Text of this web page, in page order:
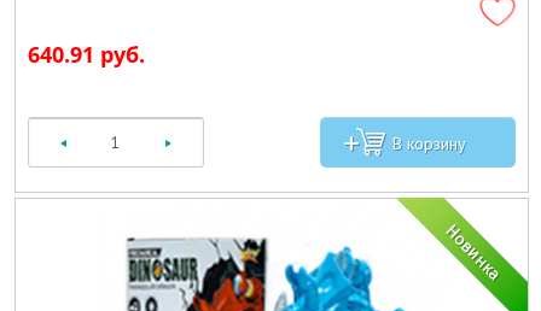
640.91 руб.